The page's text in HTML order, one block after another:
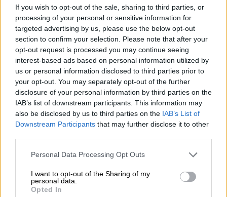
If you wish to opt-out of the sale, sharing to third parties, or
processing of your personal or sensitive information for
targeted advertising by us, please use the below opt-out
section to confirm your selection. Please note that after your
opt-out request is processed you may continue seeing
interest-based ads based on personal information utilized by
us or personal information disclosed to third parties prior to
your opt-out. You may separately opt-out of the further
disclosure of your personal information by third parties on the
IAB’s list of downstream participants. This information may
also be disclosed by us to third parties on the IAB’s List of
Downstream Participants that may further disclose it to other
Personal Data Processing Opt Outs
I want to opt-out of the Sharing of my
personal data.
Opted In
arrogante esta afirmación, siempre he estado
convencido de lasuperioridad moral de la
izquierda.La derecha, en mi opinión, tiene una
concepción de la humanidad no muy distante
de lo que fue nuestro pasado biológico como
simios que competíamos los unos con los otros
por unos recursos escasos. Cree en el
darwinismo social, en la ley del más fuerte.
El que triunfa, lo hace porque es el más apto y,
los pobres, en el fondo lo son porque no han
luchado lo suficiente. La convicción de que la
vida solo premia a quien se esfuerza ignora que
ruedas mientras otros lo hacen sobre una sola
de lejos.